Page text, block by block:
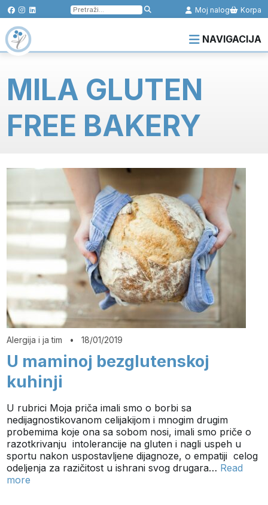
Pretraga
za:
Moj nalog Korpa
NAVIGACIJA
MILA GLUTEN
FREE BAKERY
Alergija i ja tim •18/01/2019
U maminoj bezglutenskoj
kuhinji
U rubrici Moja priča imali smo o borbi sa
nedijagnostikovanom celijakijom i mnogim drugim
probemima koje ona sa sobom nosi, imali smo priče o
razotkrivanju intolerancije na gluten i nagli uspeh u
sportu nakon uspostavljene dijagnoze, o empatiji celog
odeljenja za razičitost u ishrani svog drugara… Read
more